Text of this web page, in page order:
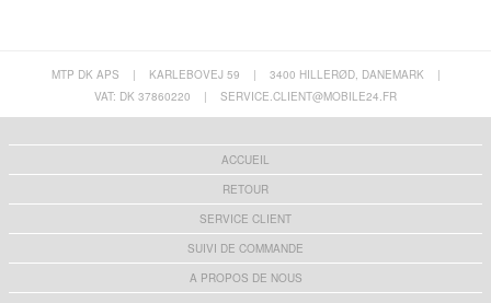
MTP DK APS | KARLEBOVEJ 59 | 3400 HILLERØD, DANEMARK
|
VAT: DK 37860220
| SERVICE.CLIENT@MOBILE24.FR
ACCUEIL
RETOUR
SERVICE CLIENT
SUIVI DE COMMANDE
A PROPOS DE NOUS